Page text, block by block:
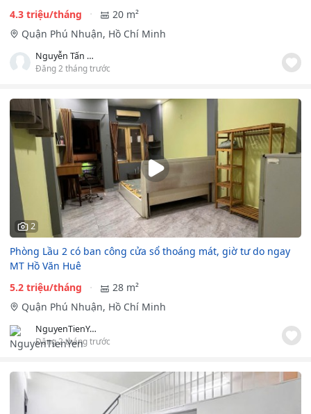
4.3 triệu/tháng
20 m²
Quận Phú Nhuận, Hồ Chí Minh
Nguyễn Tấn Hội
Đăng 2 tháng trước
2
Phòng Lầu 2 có ban công cửa sổ thoáng mát, giờ tư do ngay
MT Hồ Văn Huê
5.2 triệu/tháng
28 m²
Quận Phú Nhuận, Hồ Chí Minh
NguyenTienYen
Đăng 2 tháng trước